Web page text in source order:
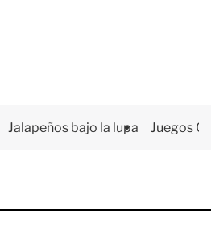
Jalapeños bajo la lupa Juegos